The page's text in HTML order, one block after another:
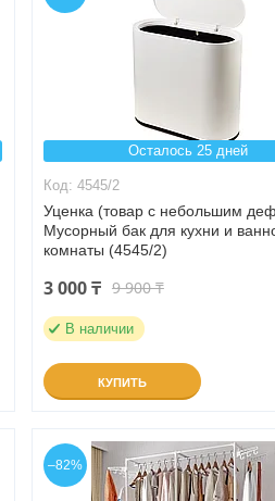
Осталось 25 дней
4545/2
Уценка (товар с небольшим
Мусорный бак для кухни и
комнаты (4545/2)
3 000 ₸ 9 900 ₸
В наличии
КУПИТЬ
–82%